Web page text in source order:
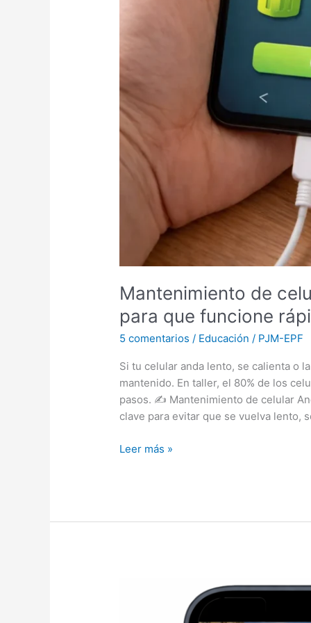
Mantenimiento de
para que funcione
5 comentarios / Educación / PJM-EPF
Si tu celular anda lento, se calienta o
mantenido. En taller, el 80% de los
pasos. ✍️ Mantenimiento de celular
clave para evitar que se vuelva lento,
Leer más »